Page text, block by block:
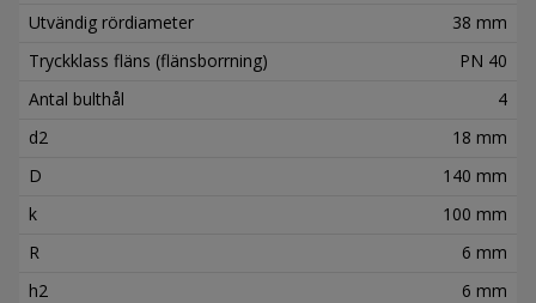
Utvändig rördiameter
38 mm
Tryckklass fläns (flänsborrning)
PN 40
Antal bulthål
4
d2
18 mm
D
140 mm
k
100 mm
R
6 mm
h2
6 mm